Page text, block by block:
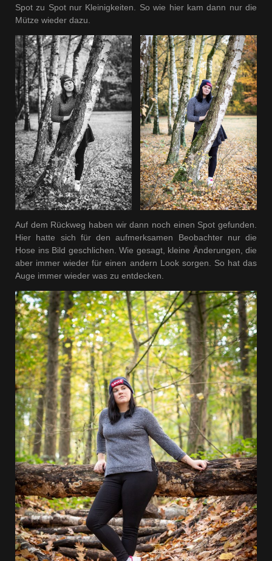
Spot zu Spot nur Kleinigkeiten. So wie hier kam dann nur die
Mütze wieder dazu.
Auf dem Rückweg haben wir dann noch einen Spot gefunden.
Hier hatte sich für den aufmerksamen Beobachter nur die
Hose ins Bild geschlichen. Wie gesagt, kleine Änderungen, die
aber immer wieder für einen andern Look sorgen. So hat das
Auge immer wieder was zu entdecken.